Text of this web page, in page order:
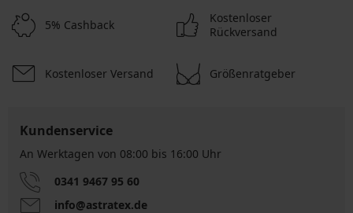
5% Cashback
Kostenloser
Rückversand
Kostenloser Versand Größenratgeber
Kundenservice
An Werktagen von 08:00 bis 16:00 Uhr
0341 9467 95 60
info@astratex.de